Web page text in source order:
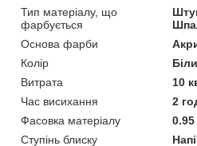
Тип матеріалу, що
фарбується
Основа фарби
Колір
Витрата
10
Час висихання
2
Фасовка матеріалу
0.95
Ступінь блиску